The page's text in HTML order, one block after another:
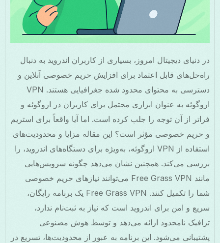
در دنیای دیجیتال امروز، بسیاری از کاربران اندروید به دنبال
راه‌حل‌های قابل اعتماد برای افزایش حریم خصوصی آنلاین و
دسترسی به محتوای محدود شده جغرافیایی هستند. VPN
اروگوئه به عنوان ابزاری محتمل برای کاربران در اروگوئه و
فراتر از آن توجه را جلب کرده است. اما آیا واقعاً برای استریم
و حریم خصوصی مؤثر است؟ این مقاله مزایا و محدودیت‌های
استفاده از VPN اروگوئه، به‌ویژه برای دستگاه‌های اندروید، را
بررسی می‌کند. همچنین نشان می‌دهد چگونه سرویس‌هایی
مانند Free Grass VPN می‌توانند نیازهای حریم خصوصی
شما را تکمیل کنند. Free Grass VPN یک برنامه رایگان،
سریع و امن برای اندروید است که نیاز به ثبت‌نام ندارد،
ترافیک نامحدود ارائه می‌دهد و توسط هوش مصنوعی
پشتیبانی می‌شود. این برنامه به عبور از محدودیت‌ها، تسریع در